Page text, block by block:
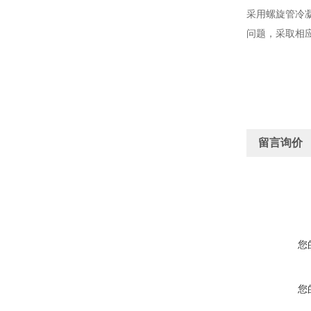
采用螺旋管冷
问题，采取相
留言询价
您
您